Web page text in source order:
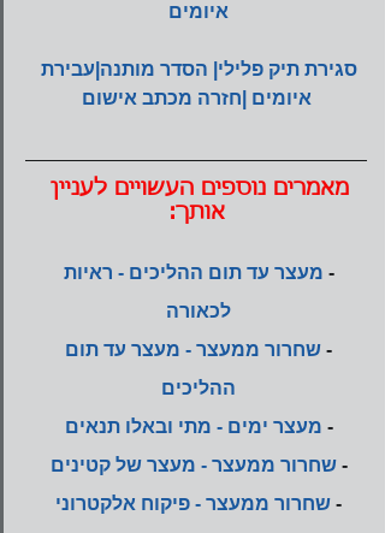
איומים
סגירת תיק פלילי| הסדר מותנה|עבירת
איומים |חזרה מכתב אישום
מאמרים נוספים העשויים לעניין
אותך:
- מעצר עד תום ההליכים - ראיות
לכאורה
- שחרור ממעצר - מעצר עד תום
ההליכים
- מעצר ימים - מתי ובאלו תנאים
- שחרור ממעצר - מעצר של קטינים
- שחרור ממעצר - פיקוח אלקטרוני